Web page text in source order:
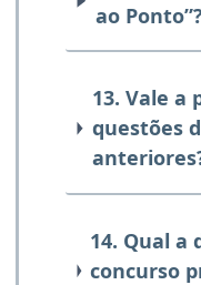
ao Ponto”?
13. Vale a
questões
14. Qual a
concurso